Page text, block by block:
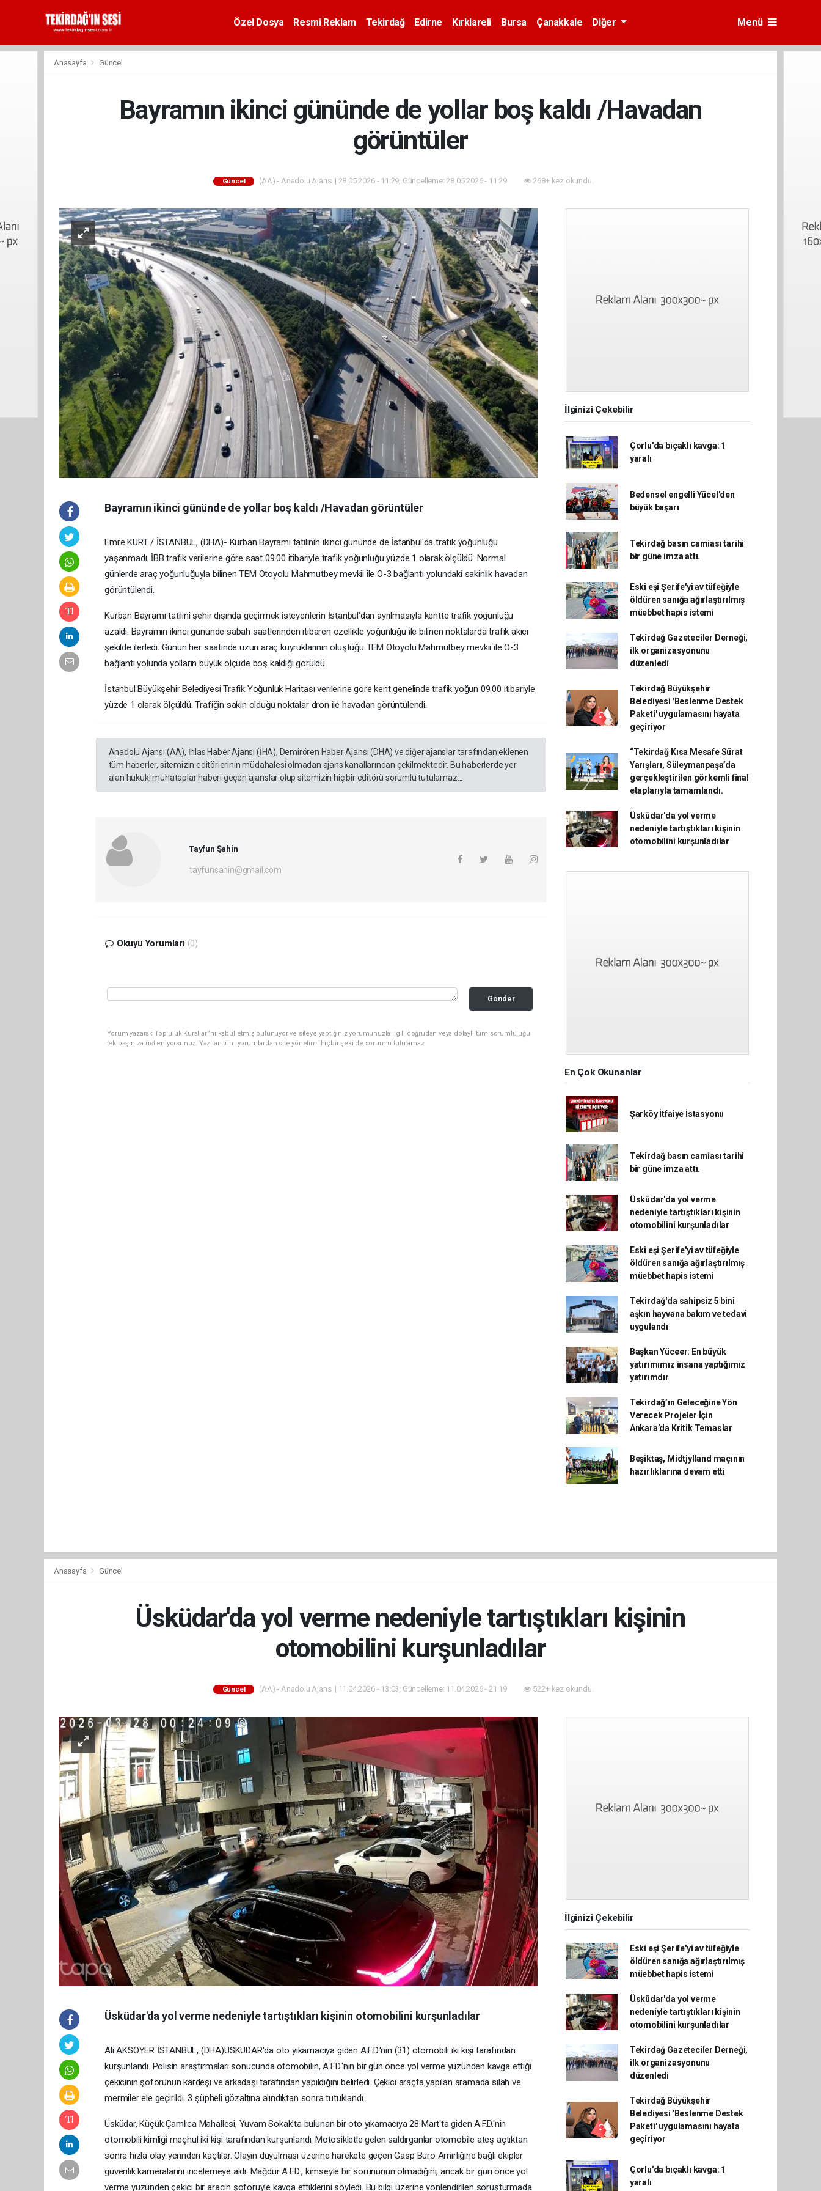
Özel Dosya Resmi Reklam Tekirdağ Edirne Kırklareli Bursa Çanakkale Diğer Menü
Anasayfa Güncel
Bayramın ikinci gününde de yollar boş kaldı /Havadan
görüntüler
Güncel (AA) - Anadolu Ajansı | 28.05.2026 - 11:29, Güncelleme: 28.05.2026 - 11:29 268+ kez okundu.
Bayramın ikinci gününde de yollar boş kaldı /Havadan görüntüler
Emre KURT / İSTANBUL, (DHA)- Kurban Bayramı tatilinin ikinci gününde de İstanbul'da trafik yoğunluğu
yaşanmadı. İBB trafik verilerine göre saat 09.00 itibariyle trafik yoğunluğu yüzde 1 olarak ölçüldü. Normal
günlerde araç yoğunluğuyla bilinen TEM Otoyolu Mahmutbey mevkii ile O-3 bağlantı yolundaki sakinlik havadan
görüntülendi.
Kurban Bayramı tatilini şehir dışında geçirmek isteyenlerin İstanbul'dan ayrılmasıyla kentte trafik yoğunluğu
azaldı. Bayramın ikinci gününde sabah saatlerinden itibaren özellikle yoğunluğu ile bilinen noktalarda trafik akıcı
şekilde ilerledi. Günün her saatinde uzun araç kuyruklarının oluştuğu TEM Otoyolu Mahmutbey mevkii ile O-3
bağlantı yolunda yolların büyük ölçüde boş kaldığı görüldü.
İstanbul Büyükşehir Belediyesi Trafik Yoğunluk Haritası verilerine göre kent genelinde trafik yoğun 09.00 itibariyle
yüzde 1 olarak ölçüldü. Trafiğin sakin olduğu noktalar dron ile havadan görüntülendi.
Anadolu Ajansı (AA), İhlas Haber Ajansı (İHA), Demirören Haber Ajansı (DHA) ve diğer ajanslar tarafından eklenen
tüm haberler, sitemizin editörlerinin müdahalesi olmadan ajans kanallarından çekilmektedir. Bu haberlerde yer
alan hukuki muhataplar haberi geçen ajanslar olup sitemizin hiç bir editörü sorumlu tutulamaz...
Tayfun Şahin
tayfunsahin@gmail.com
Okuyu Yorumları (0)
Gonder
Yorum yazarak Topluluk Kuralları’nı kabul etmiş bulunuyor ve siteye yaptığınız yorumunuzla ilgili doğrudan veya dolaylı tüm sorumluluğu
tek başınıza üstleniyorsunuz. Yazılan tüm yorumlardan site yönetimi hiçbir şekilde sorumlu tutulamaz.
İlginizi Çekebilir
Çorlu'da bıçaklı kavga: 1
yaralı
Bedensel engelli Yücel'den
büyük başarı
Tekirdağ basın camiası tarihi
bir güne imza attı.
Eski eşi Şerife'yi av tüfeğiyle
öldüren sanığa ağırlaştırılmış
müebbet hapis istemi
Tekirdağ Gazeteciler Derneği,
ilk organizasyonunu
düzenledi
Tekirdağ Büyükşehir
Belediyesi 'Beslenme Destek
Paketi' uygulamasını hayata
geçiriyor
“Tekirdağ Kısa Mesafe Sürat
Yarışları, Süleymanpaşa’da
gerçekleştirilen görkemli final
etaplarıyla tamamlandı.
Üsküdar'da yol verme
nedeniyle tartıştıkları kişinin
otomobilini kurşunladılar
En Çok Okunanlar
Şarköy İtfaiye İstasyonu
Tekirdağ basın camiası tarihi
bir güne imza attı.
Üsküdar'da yol verme
nedeniyle tartıştıkları kişinin
otomobilini kurşunladılar
Eski eşi Şerife'yi av tüfeğiyle
öldüren sanığa ağırlaştırılmış
müebbet hapis istemi
Tekirdağ'da sahipsiz 5 bini
aşkın hayvana bakım ve tedavi
uygulandı
Başkan Yüceer: En büyük
yatırımımız insana yaptığımız
yatırımdır
Tekirdağ’ın Geleceğine Yön
Verecek Projeler İçin
Ankara’da Kritik Temaslar
Beşiktaş, Midtjylland maçının
hazırlıklarına devam etti
Anasayfa Güncel
Üsküdar'da yol verme nedeniyle tartıştıkları kişinin
otomobilini kurşunladılar
Güncel (AA) - Anadolu Ajansı | 11.04.2026 - 13:03, Güncelleme: 11.04.2026 - 21:19 522+ kez okundu.
Üsküdar'da yol verme nedeniyle tartıştıkları kişinin otomobilini kurşunladılar
Ali AKSOYER İSTANBUL, (DHA)ÜSKÜDAR'da oto yıkamacıya giden A.F.D.'nin (31) otomobili iki kişi tarafından
kurşunlandı. Polisin araştırmaları sonucunda otomobilin, A.F.D.'nin bir gün önce yol verme yüzünden kavga ettiği
çekicinin şoförünün kardeşi ve arkadaşı tarafından yapıldığını belirledi. Çekici araçta yapılan aramada silah ve
mermiler ele geçirildi. 3 şüpheli gözaltına alındıktan sonra tutuklandı.
Üsküdar, Küçük Çamlıca Mahallesi, Yuvam Sokak'ta bulunan bir oto yıkamacıya 28 Mart'ta giden A.F.D.'nin
otomobili kimliği meçhul iki kişi tarafından kurşunlandı. Motosikletle gelen saldırganlar otomobile ateş açtıktan
sonra hızla olay yerinden kaçtılar. Olayın duyulması üzerine harekete geçen Gasp Büro Amirliğine bağlı ekipler
güvenlik kameralarını incelemeye aldı. Mağdur A.F.D., kimseyle bir sorununun olmadığını, ancak bir gün önce yol
verme yüzünden çekici bir aracın şoförüyle kavga ettiklerini söyledi. Bu bilgi üzerine yönlendirilen soruşturmada
İlginizi Çekebilir
Eski eşi Şerife'yi av tüfeğiyle
öldüren sanığa ağırlaştırılmış
müebbet hapis istemi
Üsküdar'da yol verme
nedeniyle tartıştıkları kişinin
otomobilini kurşunladılar
Tekirdağ Gazeteciler Derneği,
ilk organizasyonunu
düzenledi
Tekirdağ Büyükşehir
Belediyesi 'Beslenme Destek
Paketi' uygulamasını hayata
geçiriyor
Çorlu'da bıçaklı kavga: 1
yaralı